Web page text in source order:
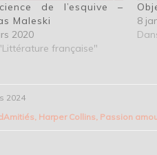
de l’esquive –
Maleski
2020
française"
8
2024
Amitiés, Harper Collins, Passion